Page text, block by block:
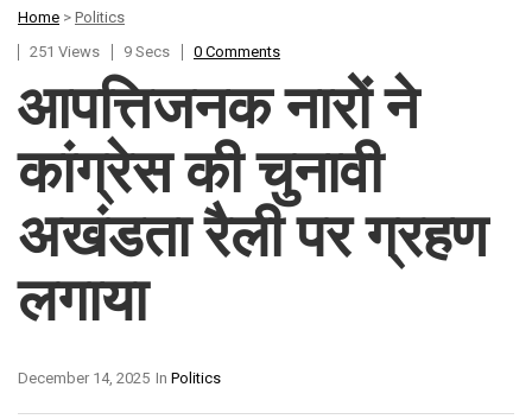
Home > Politics
251 Views
9 Secs 0 Comments
आपत्तिजनक नारों ने
कांग्रेस की चुनावी
अखंडता रैली पर ग्रहण
लगाया
In Politics
December 14, 2025